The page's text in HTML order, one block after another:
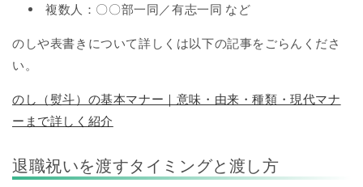
複数人：〇〇部一同／有志一同 など
のしや表書きについて詳しくは以下の記事をごらんくださ
い。
のし（熨斗）の基本マナー｜意味・由来・種類・現代マナ
ーまで詳しく紹介
退職祝いを渡すタイミングと渡し方